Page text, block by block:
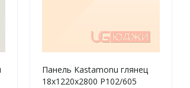
Панель Kastamonu глянец
18х1220х2800 P102/605